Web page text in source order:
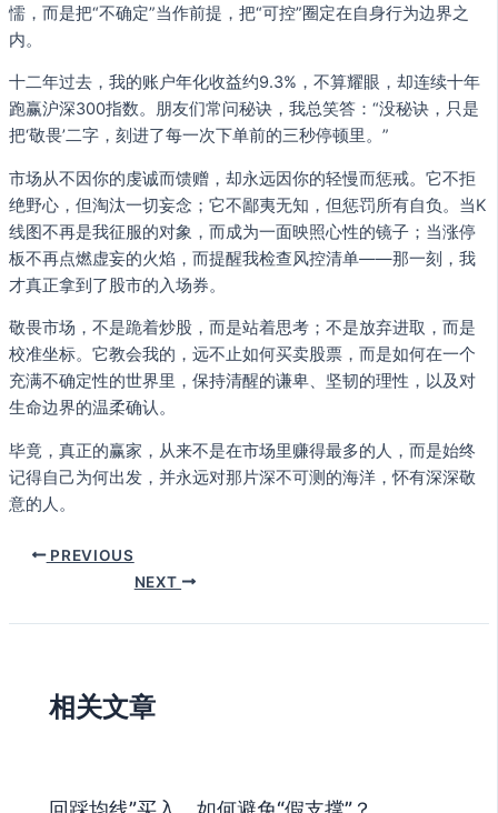
懦，而是把“不确定”当作前提，把“可控”圈定在自身行为边界之
内。
十二年过去，我的账户年化收益约9.3%，不算耀眼，却连续十年
跑赢沪深300指数。朋友们常问秘诀，我总笑答：“没秘诀，只是
把‘敬畏’二字，刻进了每一次下单前的三秒停顿里。”
市场从不因你的虔诚而馈赠，却永远因你的轻慢而惩戒。它不拒
绝野心，但淘汰一切妄念；它不鄙夷无知，但惩罚所有自负。当K
线图不再是我征服的对象，而成为一面映照心性的镜子；当涨停
板不再点燃虚妄的火焰，而提醒我检查风控清单——那一刻，我
才真正拿到了股市的入场券。
敬畏市场，不是跪着炒股，而是站着思考；不是放弃进取，而是
校准坐标。它教会我的，远不止如何买卖股票，而是如何在一个
充满不确定性的世界里，保持清醒的谦卑、坚韧的理性，以及对
生命边界的温柔确认。
毕竟，真正的赢家，从来不是在市场里赚得最多的人，而是始终
记得自己为何出发，并永远对那片深不可测的海洋，怀有深深敬
意的人。
PREVIOUS
NEXT
相关文章